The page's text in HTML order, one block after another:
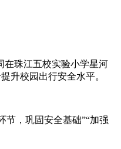
在珠江五校实验小学星河
升校园出行安全水平。
，巩固安全基础”“加强